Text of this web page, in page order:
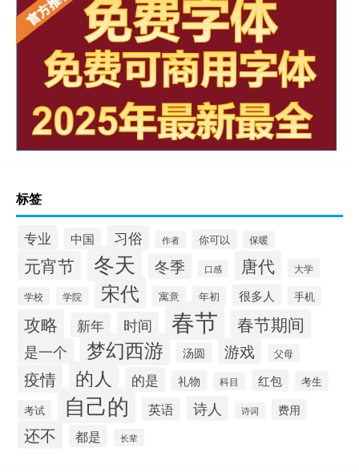
标签
专业 中国 习俗 作者 你可以 保暖
元宵节 冬天 冬季 口感 唐代 大学
学校 学院 宋代 寓意 年初 很多人 手机
攻略 新年 时间 春节 春节期间
是一个 梦幻西游 汤圆 游戏 父母
疫情 的人 的是 礼物 科目 红包
考生
考试
自己的 英语 诗人 诗词 费用
还不 都是 长辈